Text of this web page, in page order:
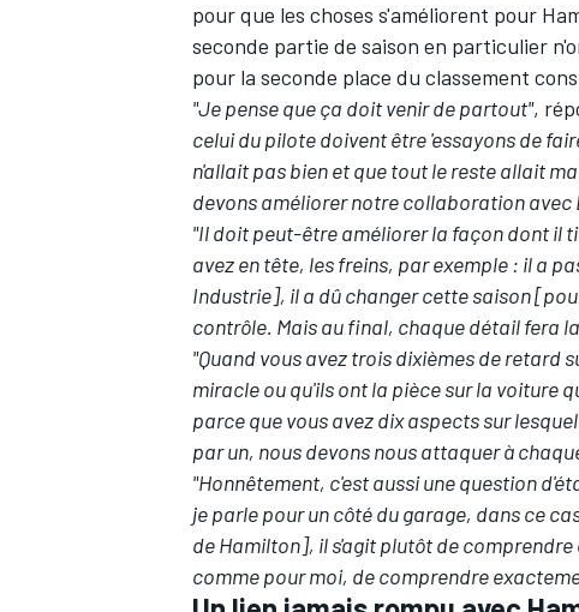
pour que les choses s'améliorent pour
seconde partie de saison en particulier
pour la seconde place du classement
"Je pense que ça doit venir de partout",
celui du pilote doivent être 'essayons de
n'allait pas bien et que tout le reste allait
devons améliorer notre collaboration avec
"Il doit peut-être améliorer la façon dont il
avez en tête, les freins, par exemple : il a
Industrie], il a dû changer cette saison
contrôle. Mais au final, chaque détail fera
"Quand vous avez trois dixièmes de retard
miracle ou qu'ils ont la pièce sur la voiture
parce que vous avez dix aspects sur
par un, nous devons nous attaquer à
"Honnêtement, c'est aussi une question
je parle pour un côté du garage, dans ce
de Hamilton], il s'agit plutôt de
comme pour moi, de comprendre